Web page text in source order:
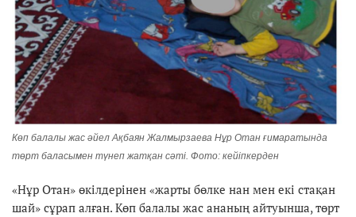
Көп балалы жас әйел Ақбаян Жалмырзаева Нұр Отан ғимаратында
төрт баласымен түнеп жатқан сәті. Фото: кейіпкерден
«Нұр Отан» өкілдерінен «жарты бөлке нан мен екі стақан
шай» сұрап алған. Көп балалы жас ананың айтуынша, төрт